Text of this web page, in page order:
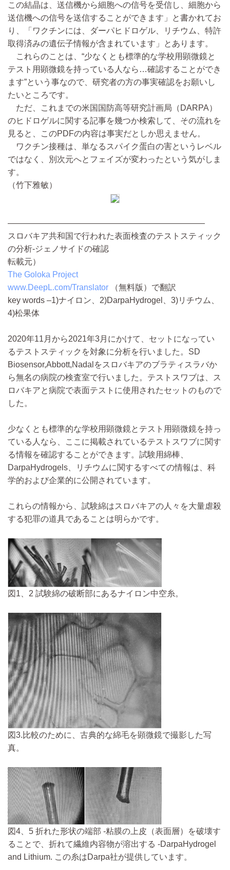
この結晶は、送信機から細胞への信号を受信し、細胞から
送信機への信号を送信することができます」と書かれてお
り、「ワクチンには、ダーパヒドロゲル、リチウム、特許
取得済みの遺伝子情報が含まれています」とあります。
これらのことは、“少なくとも標準的な学校用顕微鏡と
テスト用顕微鏡を持っている人なら…確認することができ
ます”という事なので、研究者の方の事実確認をお願いし
たいところです。
ただ、これまでの米国国防高等研究計画局（DARPA）
のヒドロゲルに関する記事を幾つか検索して、その流れを
見ると、このPDFの内容は事実だとしか思えません。
ワクチン接種は、単なるスパイク蛋白の害というレベル
ではなく、別次元へとフェイズが変わったという気がしま
す。
（竹下雅敏）
————————————————————————
スロバキア共和国で行われた表面検査のテストスティック
の分析-ジェノサイドの確認
転載元）
The Goloka Project
www.DeepL.com/Translator （無料版）で翻訳
key words –1)ナイロン、2)DarpaHydrogel、3)リチウム、
4)松果体
2020年11月から2021年3月にかけて、セットになってい
るテストスティックを対象に分析を行いました。SD
Biosensor,Abbott,Nadalをスロバキアのブラティスラバか
ら無名の病院の検査室で行いました。テストスワブは、ス
ロバキアと病院で表面テストに使用されたセットのもので
した。
少なくとも標準的な学校用顕微鏡とテスト用顕微鏡を持っ
ている人なら、ここに掲載されているテストスワブに関す
る情報を確認することができます。試験用綿棒、
DarpaHydrogels、リチウムに関するすべての情報は、科
学的および企業的に公開されています。
これらの情報から、試験綿はスロバキアの人々を大量虐殺
する犯罪の道具であることは明らかです。
図1、2 試験綿の破断部にあるナイロン中空糸。
図3.比較のために、古典的な綿毛を顕微鏡で撮影した写
真。
図4、5 折れた形状の端部 -粘膜の上皮（表面層）を破壊す
ることで、折れて繊維内容物が溶出する -DarpaHydrogel
and Lithium. この糸はDarpa社が提供しています。